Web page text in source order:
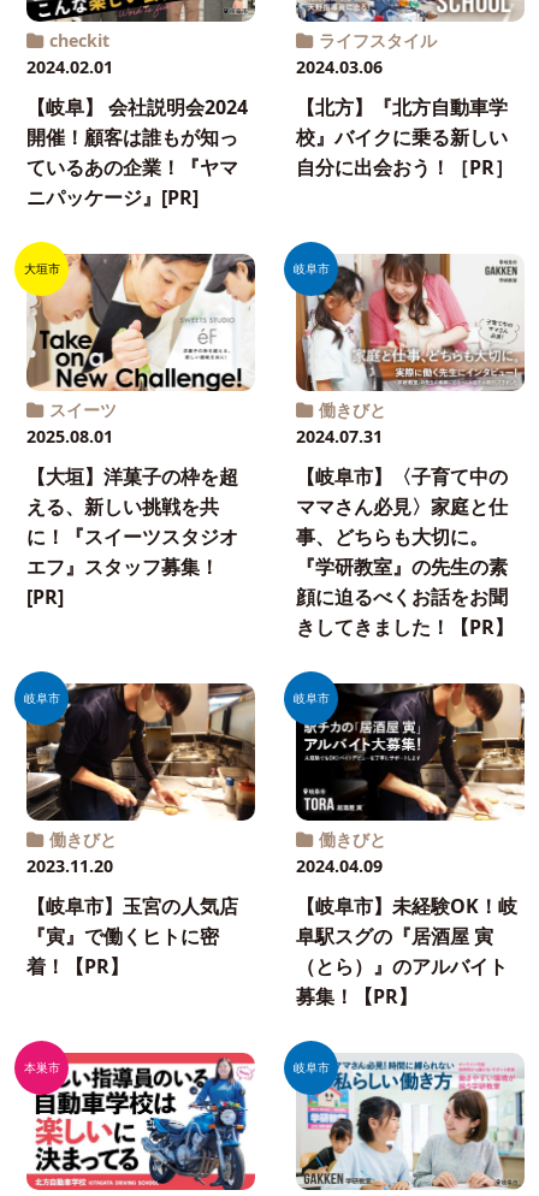
checkit
2024.02.01
【岐阜】 会社説明会2024
開催！顧客は誰もが知っ
ているあの企業！『ヤマ
ニパッケージ』[PR]
ライフスタイル
2024.03.06
【北方】『北方自動車学
校』バイクに乗る新しい
自分に出会おう！［PR］
大垣市
スイーツ
2025.08.01
【大垣】洋菓子の枠を超
える、新しい挑戦を共
に！『スイーツスタジオ
エフ』スタッフ募集！
[PR]
岐阜市
働きびと
2024.07.31
【岐阜市】〈子育て中の
ママさん必見〉家庭と仕
事、どちらも大切に。
『学研教室』の先生の素
顔に迫るべくお話をお聞
きしてきました！【PR】
岐阜市
働きびと
2023.11.20
【岐阜市】玉宮の人気店
『寅』で働くヒトに密
着！【PR】
岐阜市
働きびと
2024.04.09
【岐阜市】未経験OK！岐
阜駅スグの『居酒屋 寅
（とら）』のアルバイト
募集！【PR】
本巣市 岐阜市